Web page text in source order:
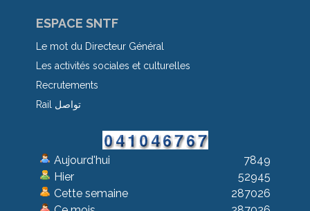
ESPACE SNTF
Le mot du Directeur Général
Les activités sociales et culturelles
Recrutements
Rail تواصل
Aujourd'hui
Hier
Cette semaine
7849
52945
287026